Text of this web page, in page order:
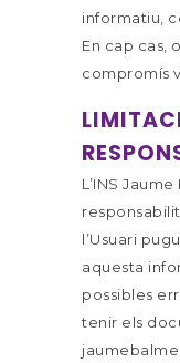
informatiu,
En cap cas,
compromís
L’INS
l’Usuari
aquesta
possibles
tenir els